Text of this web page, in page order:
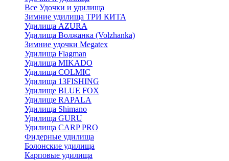
Все Удочки и удилища
Зимние удилища ТРИ КИТА
Удилища AZURA
Удилища Волжанка (Volzhanka)
Зимние удочки Megatex
Удилища Flagman
Удилища MIKADO
Удилища COLMIC
Удилища 13FISHING
Удилище BLUE FOX
Удилище RAPALA
Удилища Shimano
Удилища GURU
Удилища CARP PRO
Фидерные удилища
Болонские удилища
Карповые удилища